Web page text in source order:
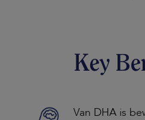
Key
Van DHA is